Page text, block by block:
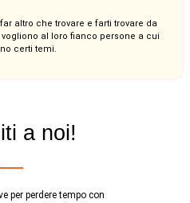
altro che trovare e farti trovare da
al loro fianco persone a cui
certi temi.
a noi!
per perdere tempo con